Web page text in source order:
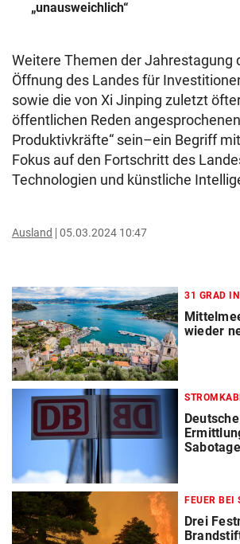
„unausweichlich“
Weitere Themen der Jahrestagung
Öffnung des Landes für
sowie die von Xi Jinping zuletzt
öffentlichen Reden
Produktivkräfte“ sein–ein Begriff
Fokus auf den Fortschritt des
Technologien und künstliche
Ausland 05.03.2024 10:47
31 GRAD
wieder
FEUER BEI
Drei